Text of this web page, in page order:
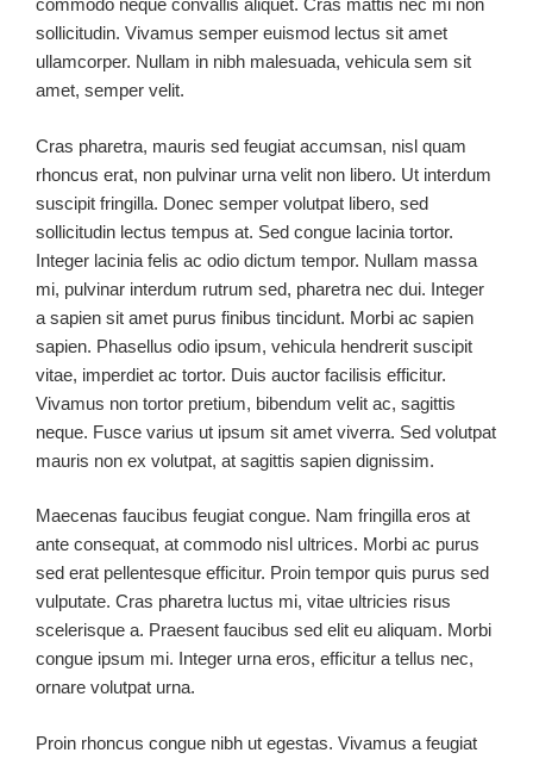
commodo neque convallis aliquet. Cras mattis nec mi non
sollicitudin. Vivamus semper euismod lectus sit amet
ullamcorper. Nullam in nibh malesuada, vehicula sem sit
amet, semper velit.
Cras pharetra, mauris sed feugiat accumsan, nisl quam
rhoncus erat, non pulvinar urna velit non libero. Ut interdum
suscipit fringilla. Donec semper volutpat libero, sed
sollicitudin lectus tempus at. Sed congue lacinia tortor.
Integer lacinia felis ac odio dictum tempor. Nullam massa
mi, pulvinar interdum rutrum sed, pharetra nec dui. Integer
a sapien sit amet purus finibus tincidunt. Morbi ac sapien
sapien. Phasellus odio ipsum, vehicula hendrerit suscipit
vitae, imperdiet ac tortor. Duis auctor facilisis efficitur.
Vivamus non tortor pretium, bibendum velit ac, sagittis
neque. Fusce varius ut ipsum sit amet viverra. Sed volutpat
mauris non ex volutpat, at sagittis sapien dignissim.
Maecenas faucibus feugiat congue. Nam fringilla eros at
ante consequat, at commodo nisl ultrices. Morbi ac purus
sed erat pellentesque efficitur. Proin tempor quis purus sed
vulputate. Cras pharetra luctus mi, vitae ultricies risus
scelerisque a. Praesent faucibus sed elit eu aliquam. Morbi
congue ipsum mi. Integer urna eros, efficitur a tellus nec,
ornare volutpat urna.
Proin rhoncus congue nibh ut egestas. Vivamus a feugiat